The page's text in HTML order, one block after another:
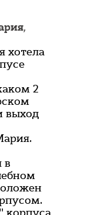
,
хотела
2
выход
в